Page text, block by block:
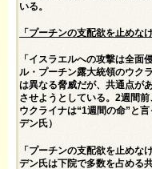
いる。
「プーチンの支配欲を止めな
「イスラエルへの攻撃は全面
ル・プーチン露大統領のウク
は異なる脅威だが、共通点が
させようとしている。2週間
ウクライナは“1週間の命”と
デン氏）
「プーチンの支配欲を止めな
デン氏は下院で多数を占める